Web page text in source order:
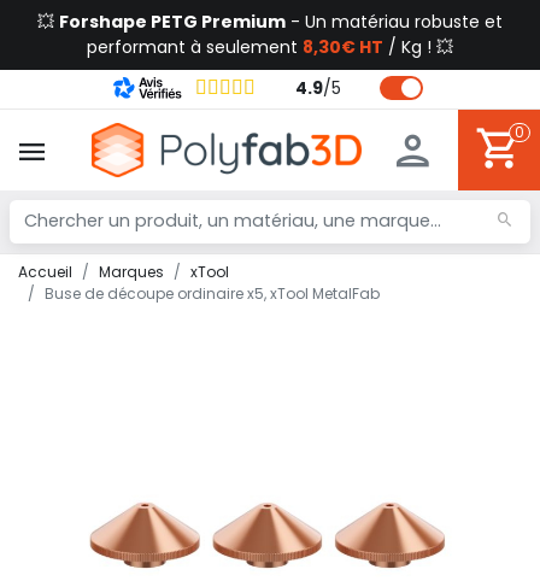
💥 Forshape PETG Premium - Un matériau robuste et
performant à seulement 8,30€ HT / Kg ! 💥
4.9/5
0
Accueil Marques
xTool
Buse de découpe ordinaire x5, xTool MetalFab